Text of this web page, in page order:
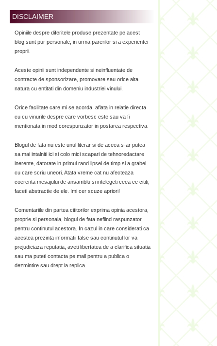
DISCLAIMER
Opiniile despre diferitele produse prezentate pe acest
blog sunt pur personale, in urma parerilor si a experientei
proprii.
Aceste opinii sunt independente si neinfluentate de
contracte de sponsorizare, promovare sau orice alta
natura cu entitati din domeniu industriei vinului.
Orice facilitate care mi se acorda, aflata in relatie directa
cu cu vinurile despre care vorbesc este sau va fi
mentionata in mod corespunzator in postarea respectiva.
Blogul de fata nu este unul literar si de aceea s-ar putea
sa mai intalniti ici si colo mici scapari de tehnoredactare
inerente, datorate in primul rand lipsei de timp si a grabei
cu care scriu uneori. Atata vreme cat nu afecteaza
coerenta mesajului de ansamblu si intelegeti ceea ce cititi,
faceti abstractie de ele. Imi cer scuze apriori!
Comentariile din partea cititorilor exprima opinia acestora,
proprie si personala, blogul de fata nefiind raspunzator
pentru continutul acestora. In cazul in care considerati ca
acestea prezinta informatii false sau continutul lor va
prejudiciaza reputatia, aveti libertatea de a clarifica situatia
sau ma puteti contacta pe mail pentru a publica o
dezmintire sau drept la replica.